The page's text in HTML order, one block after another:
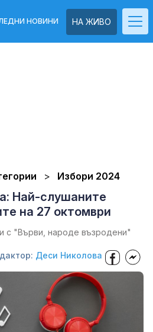
НА ЖИВО
НОВИНИ
Избори 2024
Най-слушаните
на 27 октомври
с "Върви, народе възродени"
Деси Николова